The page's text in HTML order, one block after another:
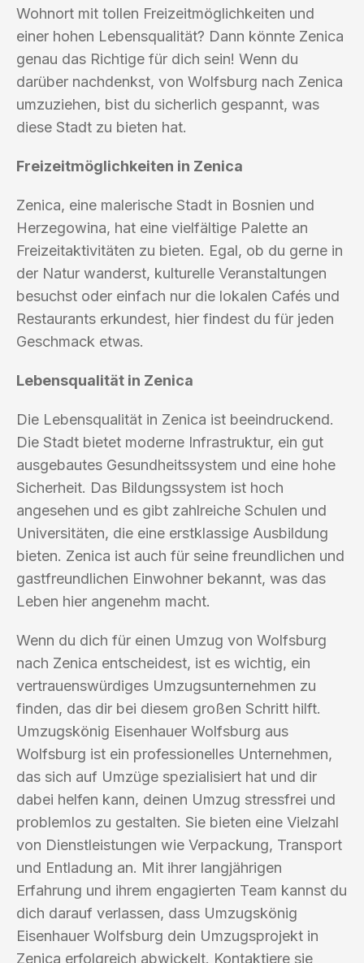
Wohnort mit tollen Freizeitmöglichkeiten und
einer hohen Lebensqualität? Dann könnte Zenica
genau das Richtige für dich sein! Wenn du
darüber nachdenkst, von Wolfsburg nach Zenica
umzuziehen, bist du sicherlich gespannt, was
diese Stadt zu bieten hat.
Freizeitmöglichkeiten in Zenica
Zenica, eine malerische Stadt in Bosnien und
Herzegowina, hat eine vielfältige Palette an
Freizeitaktivitäten zu bieten. Egal, ob du gerne in
der Natur wanderst, kulturelle Veranstaltungen
besuchst oder einfach nur die lokalen Cafés und
Restaurants erkundest, hier findest du für jeden
Geschmack etwas.
Lebensqualität in Zenica
Die Lebensqualität in Zenica ist beeindruckend.
Die Stadt bietet moderne Infrastruktur, ein gut
ausgebautes Gesundheitssystem und eine hohe
Sicherheit. Das Bildungssystem ist hoch
angesehen und es gibt zahlreiche Schulen und
Universitäten, die eine erstklassige Ausbildung
bieten. Zenica ist auch für seine freundlichen und
gastfreundlichen Einwohner bekannt, was das
Leben hier angenehm macht.
Wenn du dich für einen Umzug von Wolfsburg
nach Zenica entscheidest, ist es wichtig, ein
vertrauenswürdiges Umzugsunternehmen zu
finden, das dir bei diesem großen Schritt hilft.
Umzugskönig Eisenhauer Wolfsburg aus
Wolfsburg ist ein professionelles Unternehmen,
das sich auf Umzüge spezialisiert hat und dir
dabei helfen kann, deinen Umzug stressfrei und
problemlos zu gestalten. Sie bieten eine Vielzahl
von Dienstleistungen wie Verpackung, Transport
und Entladung an. Mit ihrer langjährigen
Erfahrung und ihrem engagierten Team kannst du
dich darauf verlassen, dass Umzugskönig
Eisenhauer Wolfsburg dein Umzugsprojekt in
Zenica erfolgreich abwickelt. Kontaktiere sie